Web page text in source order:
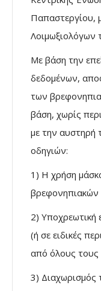
Παπαστεργίου,
Λοιμωξιολόγων
Με βάση την
δεδομένων,
των
βάση, χωρίς
με την αυστηρή
οδηγιών:
1) Η χρήση
βρεφονηπιακών
2) Υποχρεωτική
(ή σε ειδικές
από όλους τους
3) Διαχωρισμός